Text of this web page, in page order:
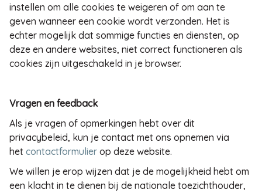
instellen om alle cookies te weigeren of om aan te
geven wanneer een cookie wordt verzonden. Het is
echter mogelijk dat sommige functies en diensten, op
deze en andere websites, niet correct functioneren als
cookies zijn uitgeschakeld in je browser.
Vragen en feedback
Als je vragen of opmerkingen hebt over dit
privacybeleid, kun je contact met ons opnemen via
het contactformulier op deze website.
We willen je erop wijzen dat je de mogelijkheid hebt om
een klacht in te dienen bij de nationale toezichthouder,